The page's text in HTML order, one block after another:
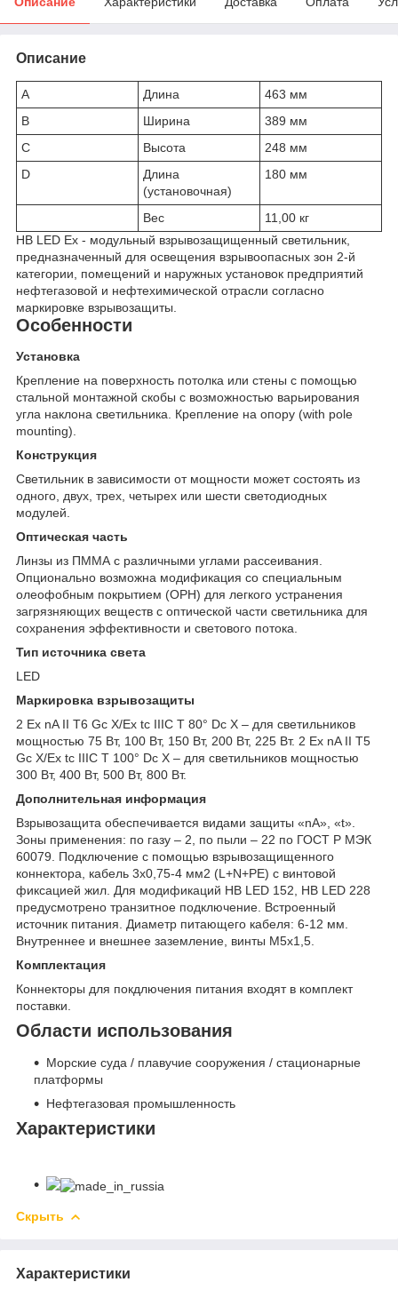
Описание
A Длина
463 мм
B
Ширина
389 мм
C
Высота
248 мм
D
Длина
(установочная)
180 мм
Вес
11,00 кг
HB LED Ex - модульный взрывозащищенный светильник,
предназначенный для освещения взрывоопасных зон 2-й
категории, помещений и наружных установок предприятий
нефтегазовой и нефтехимической отрасли согласно
маркировке взрывозащиты.
Особенности
Установка
Крепление на поверхность потолка или стены с помощью
стальной монтажной скобы с возможностью варьирования
угла наклона светильника. Крепление на опору (with pole
mounting).
Конструкция
Светильник в зависимости от мощности может состоять из
одного, двух, трех, четырех или шести светодиодных
модулей.
Оптическая часть
Линзы из ПММА с различными углами рассеивания.
Опционально возможна модификация со специальным
олеофобным покрытием (OPH) для легкого устранения
загрязняющих веществ с оптической части светильника для
сохранения эффективности и светового потока.
Тип источника света
LED
Маркировка взрывозащиты
2 Ex nA II T6 Gc X/Ex tc IIIC T 80° Dc X – для светильников
мощностью 75 Вт, 100 Вт, 150 Вт, 200 Вт, 225 Вт. 2 Ex nA II T5
Gc X/Ex tc IIIC T 100° Dc X – для светильников мощностью
300 Вт, 400 Вт, 500 Вт, 800 Вт.
Дополнительная информация
Взрывозащита обеспечивается видами защиты «nA», «t».
Зоны применения: по газу – 2, по пыли – 22 по ГОСТ Р МЭК
60079. Подключение с помощью взрывозащищенного
коннектора, кабель 3х0,75-4 мм2 (L+N+PE) c винтовой
фиксацией жил. Для модификаций HB LED 152, HB LED 228
предусмотрено транзитное подключение. Встроенный
источник питания. Диаметр питающего кабеля: 6-12 мм.
Внутреннее и внешнее заземление, винты М5х1,5.
Комплектация
Коннекторы для покдлючения питания входят в комплект
поставки.
Области использования
Морские суда / плавучие сооружения / стационарные
платформы
Нефтегазовая промышленность
Характеристики
Скрыть
Характеристики